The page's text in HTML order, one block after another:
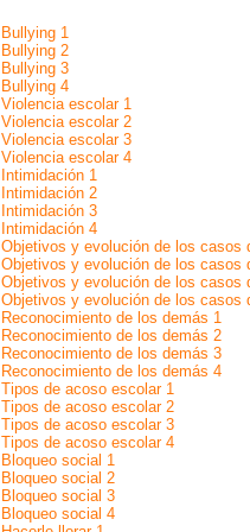
Bullying 1
Bullying 2
Bullying 3
Bullying 4
Violencia escolar 1
Violencia escolar 2
Violencia escolar 3
Violencia escolar 4
Intimidación 1
Intimidación 2
Intimidación 3
Intimidación 4
Objetivos y evolución de los casos
Objetivos y evolución de los casos
Objetivos y evolución de los casos
Objetivos y evolución de los casos
Reconocimiento de los demás 1
Reconocimiento de los demás 2
Reconocimiento de los demás 3
Reconocimiento de los demás 4
Tipos de acoso escolar 1
Tipos de acoso escolar 2
Tipos de acoso escolar 3
Tipos de acoso escolar 4
Bloqueo social 1
Bloqueo social 2
Bloqueo social 3
Bloqueo social 4